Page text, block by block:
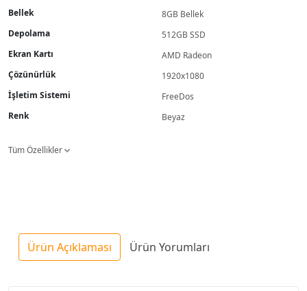
Bellek
8GB Bellek
Depolama
512GB SSD
Ekran Kartı
AMD Radeon
Çözünürlük
1920x1080
İşletim Sistemi
FreeDos
Renk
Beyaz
Tüm Özellikler
Ürün Açıklaması Ürün Yorumları